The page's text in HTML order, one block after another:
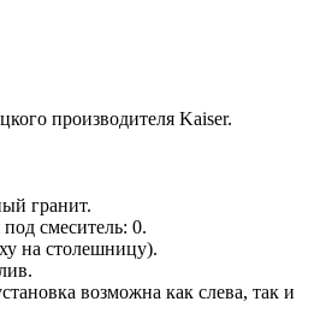
производителя Kaiser.
гранит.
смеситель: 0.
на столешницу).
возможна как слева, так и